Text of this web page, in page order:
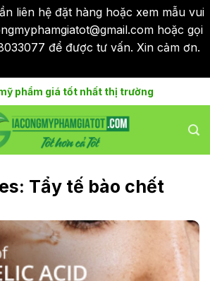
liên hệ đặt hàng hoặc xem mẫu vui
hoặc gọi
để được tư vấn. Xin cảm ơn.
phẩm giá tốt nhất thị trường
Tẩy tế bào chết